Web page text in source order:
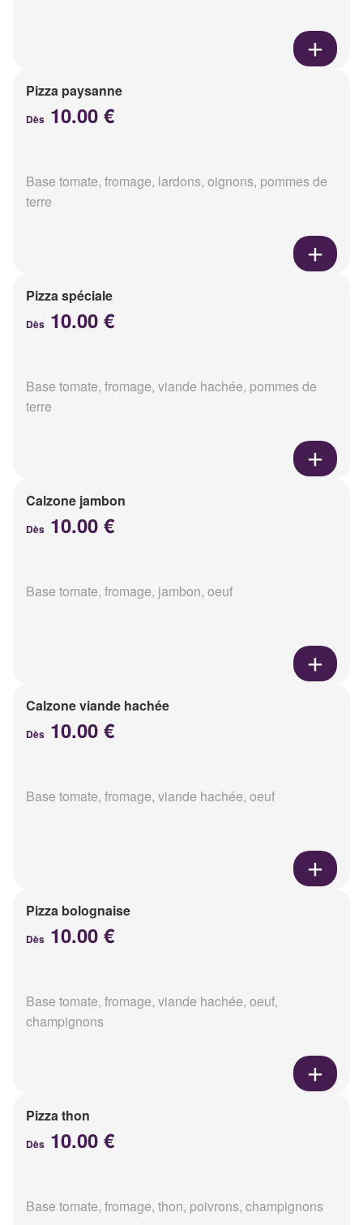
Pizza paysanne
Dès 10.00 €
Base tomate, fromage, lardons, oignons, pommes de
terre
Pizza spéciale
Dès 10.00 €
Base tomate, fromage, viande hachée, pommes de
terre
Calzone jambon
Dès 10.00 €
Base tomate, fromage, jambon, oeuf
Calzone viande hachée
Dès 10.00 €
Base tomate, fromage, viande hachée, oeuf
Pizza bolognaise
Dès 10.00 €
Base tomate, fromage, viande hachée, oeuf,
champignons
Pizza thon
Dès 10.00 €
Base tomate, fromage, thon, poivrons, champignons